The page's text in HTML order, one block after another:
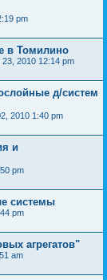
pm
в Томилино
23, 2010 12:14 pm
д/систем
2010 1:40 pm
и
pm
системы
pm
агрегатов"
am